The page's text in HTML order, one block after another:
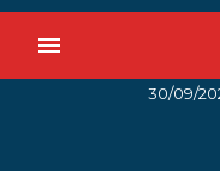
menu
30/09/